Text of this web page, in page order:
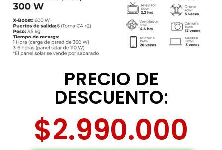
PRECIO DE
DESCUENTO:
$2.990.000